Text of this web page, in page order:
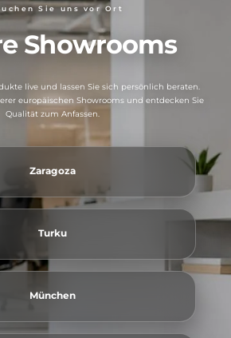
Sie uns vor Ort
Showrooms
live und lassen Sie sich persönlich beraten.
europäischen Showrooms und entdecken Sie
Qualität zum Anfassen.
Zaragoza
Turku
München